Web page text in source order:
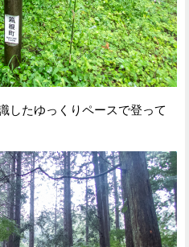
したゆっくりペースで登って